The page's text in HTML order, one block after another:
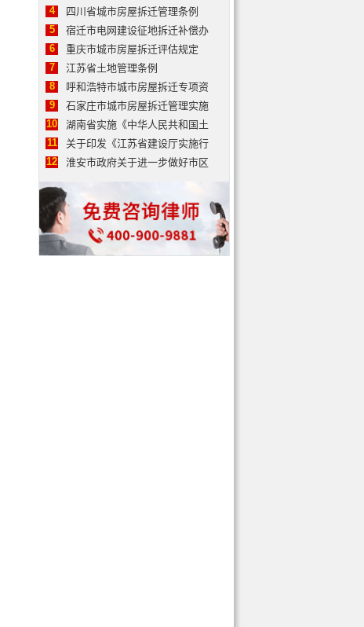
4
四川省城市房屋拆迁管理条例
5
宿迁市电网建设征地拆迁补偿办
6
重庆市城市房屋拆迁评估规定
7
江苏省土地管理条例
8
呼和浩特市城市房屋拆迁专项资
9
石家庄市城市房屋拆迁管理实施
10
湖南省实施《中华人民共和国土
11
关于印发《江苏省建设厅实施行
12
淮安市政府关于进一步做好市区